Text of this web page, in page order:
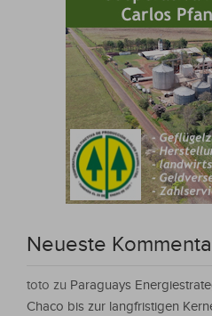
Neueste
toto zu Paraguays
Chaco bis zur langfristigen